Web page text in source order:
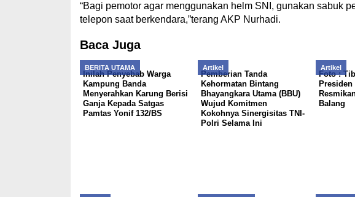
“Bagi pemotor agar menggunakan helm SNI, gunakan sabuk
telepon saat berkendara,”terang AKP Nurhadi.
Baca Juga
BERITA UTAMA
Inilah Penyebab Warga
Kampung Banda
Menyerahkan Karung Berisi
Ganja Kepada Satgas
Pamtas Yonif 132/BS
Artikel
Pemberian Tanda
Kehormatan Bintang
Bhayangkara Utama (BBU)
Wujud Komitmen
Kokohnya Sinergisitas TNI-
Polri Selama Ini
Artikel
Foto :
Balang